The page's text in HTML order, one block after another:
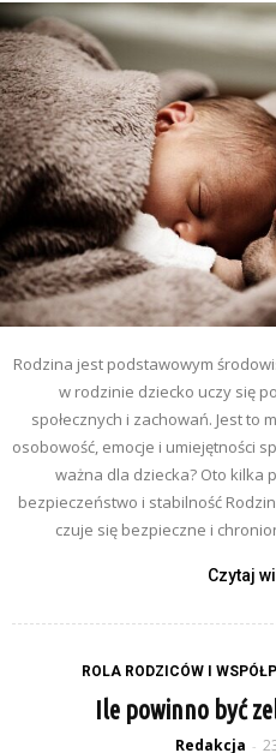
Rodzina jest podstawowym
w rodzinie dziecko uczy się
społecznych i zachowań. Jest to
osobowość, emocje i umiejętności
ważna dla dziecka? Oto kilka
bezpieczeństwo i stabilność
czuje się bezpieczne i
Czytaj
ROLA RODZICÓW I
Ile powinno być
Redakcja -